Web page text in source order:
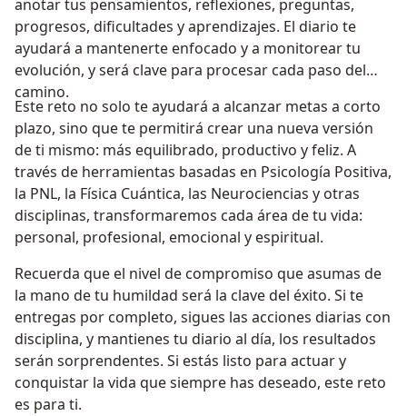
anotar tus pensamientos, reflexiones, preguntas,
progresos, dificultades y aprendizajes. El diario te
ayudará a mantenerte enfocado y a monitorear tu
evolución, y será clave para procesar cada paso del
camino.
Este reto no solo te ayudará a alcanzar metas a corto
plazo, sino que te permitirá crear una nueva versión
de ti mismo: más equilibrado, productivo y feliz. A
través de herramientas basadas en Psicología Positiva,
la PNL, la Física Cuántica, las Neurociencias y otras
disciplinas, transformaremos cada área de tu vida:
personal, profesional, emocional y espiritual.
Recuerda que el nivel de compromiso que asumas de
la mano de tu humildad será la clave del éxito. Si te
entregas por completo, sigues las acciones diarias con
disciplina, y mantienes tu diario al día, los resultados
serán sorprendentes. Si estás listo para actuar y
conquistar la vida que siempre has deseado, este reto
es para ti.